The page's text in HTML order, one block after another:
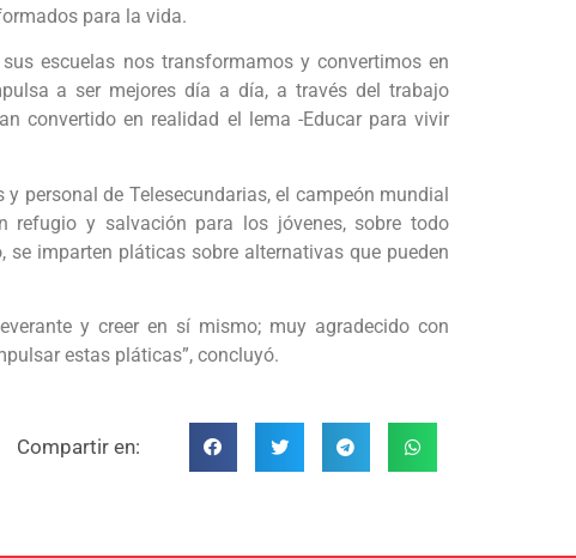
para la vida.
escuelas nos transformamos y convertimos en
a ser mejores día a día, a través del trabajo
convertido en realidad el lema -Educar para vivir
personal de Telesecundarias, el campeón mundial
refugio y salvación para los jóvenes, sobre todo
imparten pláticas sobre alternativas que pueden
y creer en sí mismo; muy agradecido con
estas pláticas”, concluyó.
Compartir en: